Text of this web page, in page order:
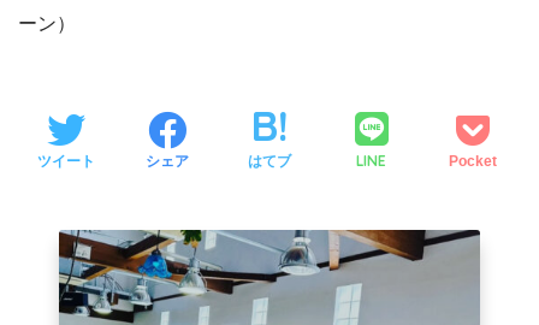
ーン）
ツイート シェア はてブ LINE Pocket